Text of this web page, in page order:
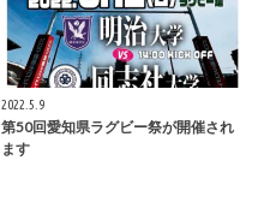
2022.5.9
第50回愛知県ラグビー祭が開催され
ます